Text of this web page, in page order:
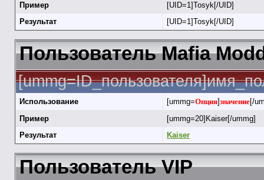
Пример
[UID=1]Tosyk[/UID]
Результат
[UID=1]Tosyk[/UID]
Пользователь Mafia
Использование [ummg=Опция]значение[/
Пример
[ummg=20]Kaiser[/ummg]
Результат
Kaiser
Пользователь VIP